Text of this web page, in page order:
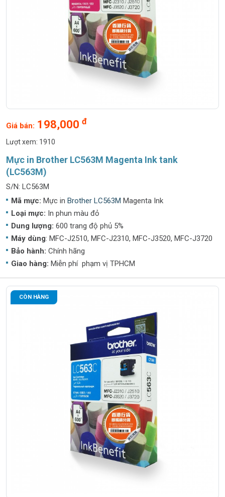
Mực in Brother LC563M Magenta Ink tank
(LC563M)
S/N: LC563M
Mã mực: Mực in Brother LC563M Magenta Ink
Loại mực: In phun màu đỏ
Dung lượng: 600 trang độ phủ 5%
Máy dùng: MFC-J2510, MFC-J2310, MFC-J3520, MFC-J3720
Bảo hành: Chính hãng
Giao hàng: Miễn phí phạm vị TPHCM
Giá bán: 198,000 đ
Lượt xem: 1910
CÒN HÀNG